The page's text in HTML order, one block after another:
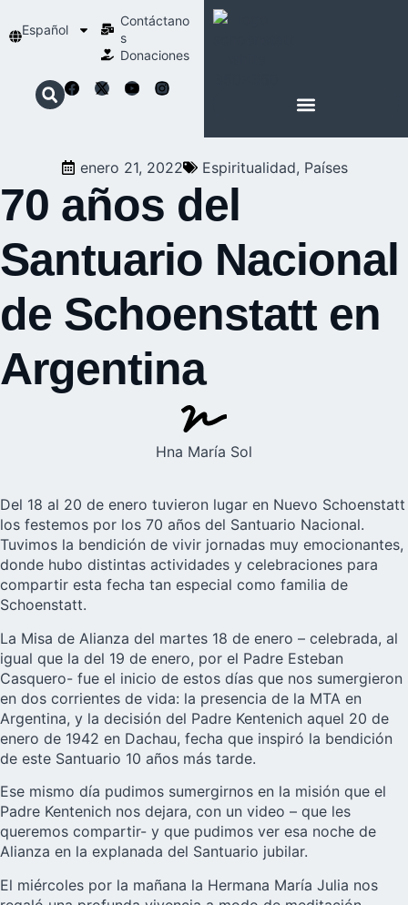
Español
Contáctano
s
Donaciones
enero 21, 2022 Espiritualidad, Países
70 años del
Santuario Nacional
de Schoenstatt en
Argentina
Hna María Sol
Del 18 al 20 de enero tuvieron lugar en Nuevo Schoenstatt
los festemos por los 70 años del Santuario Nacional.
Tuvimos la bendición de vivir jornadas muy emocionantes,
donde hubo distintas actividades y celebraciones para
compartir esta fecha tan especial como familia de
Schoenstatt.
La Misa de Alianza del martes 18 de enero – celebrada, al
igual que la del 19 de enero, por el Padre Esteban
Casquero- fue el inicio de estos días que nos sumergieron
en dos corrientes de vida: la presencia de la MTA en
Argentina, y la decisión del Padre Kentenich aquel 20 de
enero de 1942 en Dachau, fecha que inspiró la bendición
de este Santuario 10 años más tarde.
Ese mismo día pudimos sumergirnos en la misión que el
Padre Kentenich nos dejara, con un video – que les
queremos compartir- y que pudimos ver esa noche de
Alianza en la explanada del Santuario jubilar.
El miércoles por la mañana la Hermana María Julia nos